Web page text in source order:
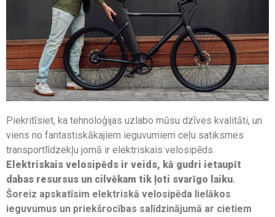
Piekritīsiet, ka tehnoloģijas uzlabo mūsu dzīves kvalitāti, un
viens no fantastiskākajiem ieguvumiem ceļu satiksmes
transportlīdzekļu jomā ir elektriskais velosipēds.
Elektriskais velosipēds ir veids, kā gudri ietaupīt
dabas resursus un cilvēkam tik ļoti svarīgo laiku.
Šoreiz apskatīsim elektriskā velosipēda lielākos
ieguvumus un priekšrocības salīdzinājumā ar cietiem